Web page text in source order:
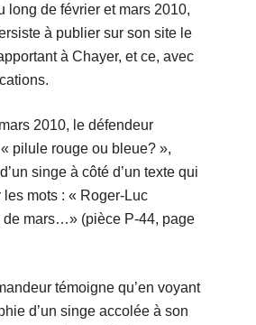
de février et mars 2010,
à publier sur son site le
à Chayer, et ce, avec
2010, le défendeur
pilule rouge ou bleue? »,
singe à côté d’un texte qui
mots : « Roger-Luc
de mars…» (pièce P-44, page
témoigne qu’en voyant
d’un singe accolée à son